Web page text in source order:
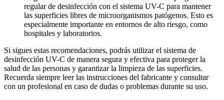
regular de desinfección con el sistema UV-C para mantener
las superficies libres de microorganismos patógenos. Esto es
especialmente importante en entornos de alto riesgo, como
hospitales y laboratorios.
Si sigues estas recomendaciones, podrás utilizar el sistema de
desinfección UV-C de manera segura y efectiva para proteger la
salud de las personas y garantizar la limpieza de las superficies.
Recuerda siempre leer las instrucciones del fabricante y consultar
con un profesional en caso de dudas o problemas durante su uso.